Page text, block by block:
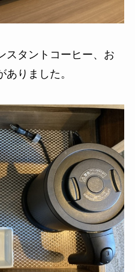
スタントコーヒー、お
りました。